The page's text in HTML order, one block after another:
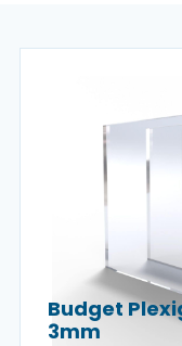
Budget
3mm